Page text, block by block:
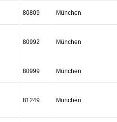
80809 München
80992 München
80999 München
81249 München